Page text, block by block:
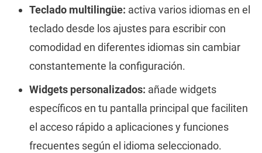
Teclado multilingüe: activa varios idiomas en el
teclado desde los ajustes para escribir con
comodidad en diferentes idiomas sin cambiar
constantemente la configuración.
Widgets personalizados: añade widgets
específicos en tu pantalla principal que faciliten
el acceso rápido a aplicaciones y funciones
frecuentes según el idioma seleccionado.